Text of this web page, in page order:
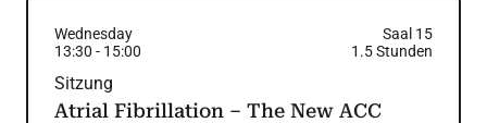
Wednesday
Saal 15
13:30 - 15:00 1.5Stunden
Sitzung
Atrial Fibrillation – The New ACC